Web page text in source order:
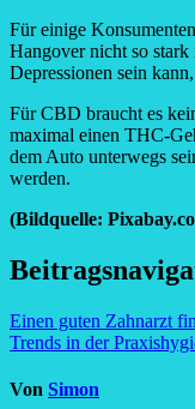
Für einige
Hangover nicht so
Depressionen sein
Für CBD braucht es
maximal einen THC-
dem Auto unterwegs
werden.
(Bildquelle:
Einen guten Zahnarzt
Trends in der
Von Simon